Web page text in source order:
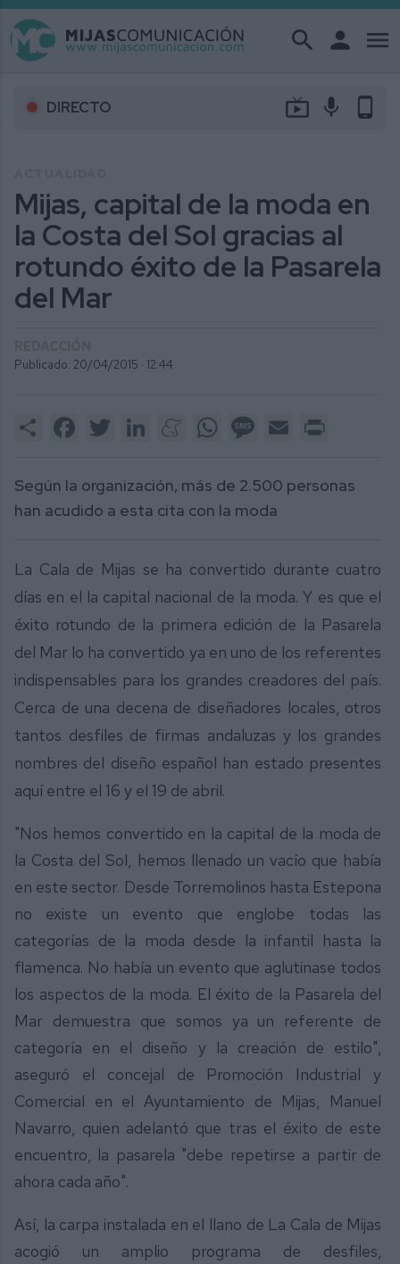
search person menu
DIRECTO live_tv mic phone_android
Mijas, capital de la moda en
la Costa del Sol gracias al
rotundo éxito de la Pasarela
del Mar
Publicado: 20/04/2015 · 12:44
Share FacebookTwitter LinkedInMeneameWhatsAppMessage
Email
Según la organización, más de 2.500 personas
han acudido a esta cita con la moda
La Cala de Mijas se ha convertido durante cuatro
días en el la capital nacional de la moda. Y es que el
éxito rotundo de la primera edición de la Pasarela
del Mar lo ha convertido ya en uno de los referentes
indispensables para los grandes creadores del país.
Cerca de una decena de diseñadores locales, otros
tantos desfiles de firmas andaluzas y los grandes
nombres del diseño español han estado presentes
aquí entre el 16 y el 19 de abril.
"Nos hemos convertido en la capital de la moda de
la Costa del Sol, hemos llenado un vacío que había
en este sector. Desde Torremolinos hasta Estepona
no existe un evento que englobe todas las
categorías de la moda desde la infantil hasta la
flamenca. No había un evento que aglutinase todos
los aspectos de la moda. El éxito de la Pasarela del
Mar demuestra que somos ya un referente de
categoría en el diseño y la creación de estilo",
aseguró el concejal de Promoción Industrial y
Comercial en el Ayuntamiento de Mijas, Manuel
Navarro, quien adelantó que tras el éxito de este
encuentro, la pasarela "debe repetirse a partir de
ahora cada año".
Así, la carpa instalada en el llano de La Cala de Mijas
acogió un amplio programa de desfiles,